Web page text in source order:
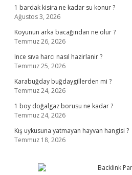
1 bardak kisira ne kadar su konur ?
Ağustos 3, 2026
Koyunun arka bacağından ne olur ?
Temmuz 26, 2026
Ince sıva harcı nasıl hazirlanir ?
Temmuz 25, 2026
Karabuğday buğdaygillerden mi ?
Temmuz 24, 2026
1 boy doğalgaz borusu ne kadar ?
Temmuz 24, 2026
Kış uykusuna yatmayan hayvan hangisi ?
Temmuz 18, 2026